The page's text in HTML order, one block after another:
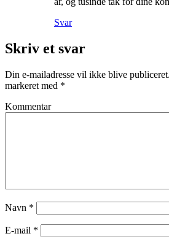
Svar
Skriv et svar
Din e-mailadresse vil ikke blive publiceret.
markeret med *
Kommentar
Navn *
E-mail *